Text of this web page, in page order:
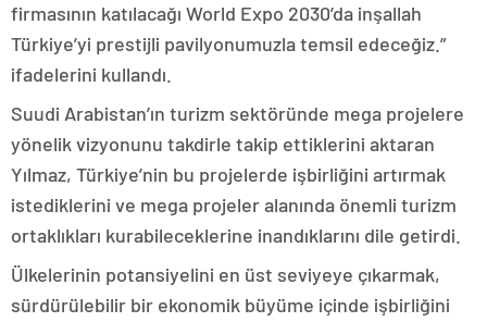
firmasının katılacağı World Expo 2030’da inşallah
Türkiye’yi prestijli pavilyonumuzla temsil edeceğiz.”
ifadelerini kullandı.
Suudi Arabistan’ın turizm sektöründe mega projelere
yönelik vizyonunu takdirle takip ettiklerini aktaran
Yılmaz, Türkiye’nin bu projelerde işbirliğini artırmak
istediklerini ve mega projeler alanında önemli turizm
ortaklıkları kurabileceklerine inandıklarını dile getirdi.
Ülkelerinin potansiyelini en üst seviyeye çıkarmak,
sürdürülebilir bir ekonomik büyüme içinde işbirliğini